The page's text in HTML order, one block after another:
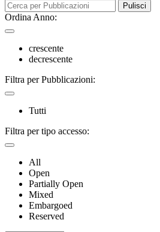
Pulisci
Ordina Anno:
crescente
decrescente
Filtra per Pubblicazioni:
Tutti
Filtra per tipo accesso:
All
Open
Partially Open
Mixed
Embargoed
Reserved